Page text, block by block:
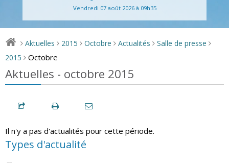
Vendredi 07 août 2026 à 09h35
> Aktuelles > 2015 > Octobre > Actualités > Salle de presse >
2015 > Octobre
Aktuelles - octobre 2015
Il n'y a pas d'actualités pour cette période.
Types d'actualité